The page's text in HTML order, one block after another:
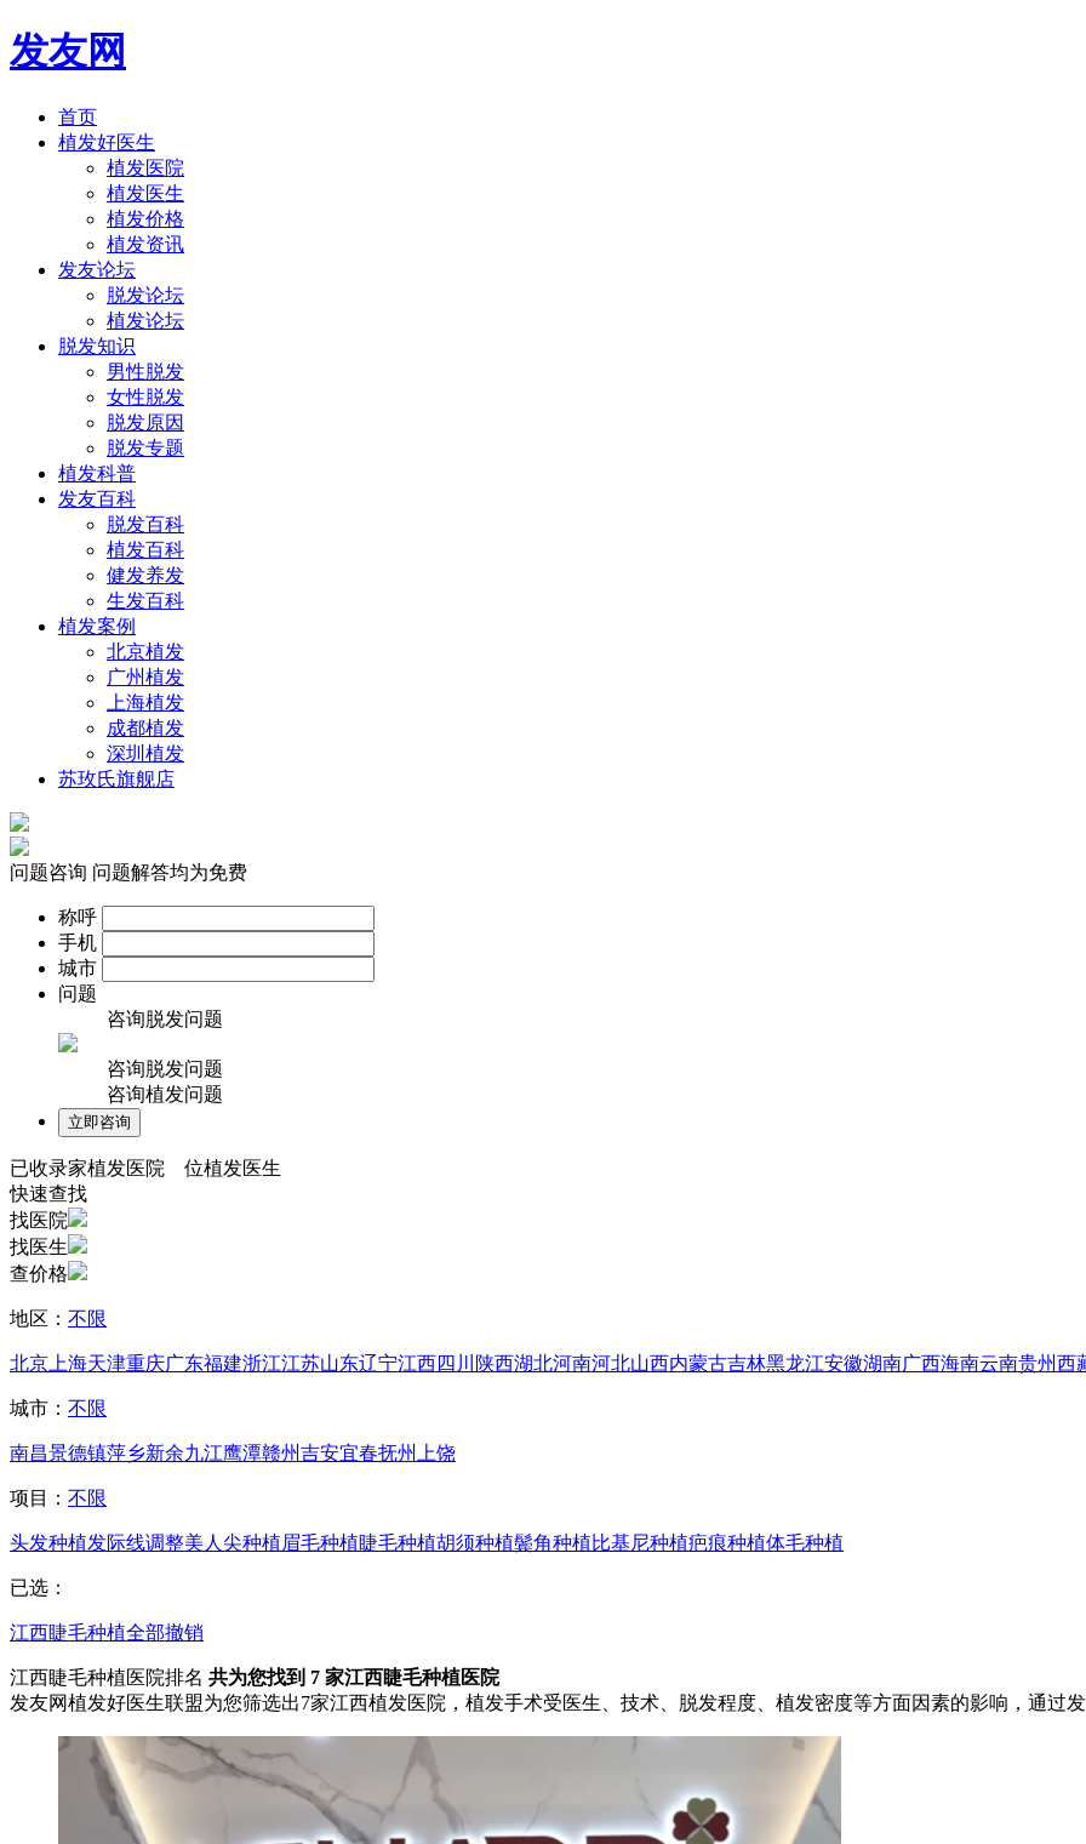
发友网
首页
植发好医生
植发医院
植发医生
植发价格
植发资讯
发友论坛
脱发论坛
植发论坛
脱发知识
男性脱发
女性脱发
脱发原因
脱发专题
植发科普
发友百科
脱发百科
植发百科
健发养发
生发百科
植发案例
北京植发
广州植发
上海植发
成都植发
深圳植发
苏玫氏旗舰店
问题咨询 问题解答均为免费
称呼
手机
城市
问题
咨询脱发问题
咨询脱发问题
咨询植发问题
已收录家植发医院 位植发医生
快速查找
找医院
找医生
查价格
地区： 不限
北京 上海天津重庆广东福建浙江江苏山东辽宁江西四川 陕西湖北河南河北山西内蒙古吉林黑龙江安徽湖南广西海南云南贵州西
城市： 不限
南昌景德镇萍乡新余九江鹰潭赣州吉安宜春抚州 上饶
项目： 不限
头发种植发际线调整美人尖种植眉毛种植睫毛种植胡须种植鬓角种植比基尼种植疤痕种植体毛种植
已选：
江西睫毛种植全部撤销
江西睫毛种植医院排名 共为您找到 7 家江西睫毛种植医院
发友网植发好医生联盟为您筛选出7家江西植发医院，植发手术受医生、技术、脱发程度、植发密度等方面因素的影响，通过